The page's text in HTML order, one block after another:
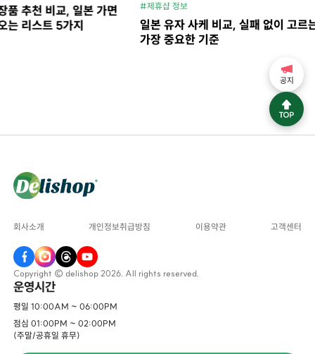
가면
#제휴샵 정보
일본 유자 사케 비교, 실패 없이 고르는
손해 보는
회사소개 개인정보취급방침 이용약관 고객센터
Copyright © delishop 2026. All rights reserved.
운영시간
평일 10:00AM ~ 06:00PM
점심 01:00PM ~ 02:00PM
(주말/공휴일 휴무)
공지